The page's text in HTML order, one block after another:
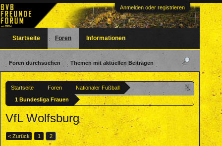
Anmelden oder registrieren
Startseite Foren
Nationaler Fußball
1 Bundesliga Frauen
VfL Wolfsburg
< Zurück 1 2
Startseite Foren
Foren durchsuchen Themen mit aktuellen Beiträgen
Informationen